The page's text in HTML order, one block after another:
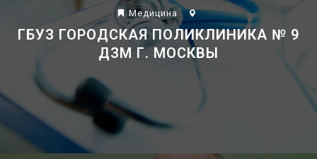
Mедицина
ГБУЗ ГОРОДСКАЯ ПОЛИКЛИНИКА № 9
ДЗМ Г. МОСКВЫ